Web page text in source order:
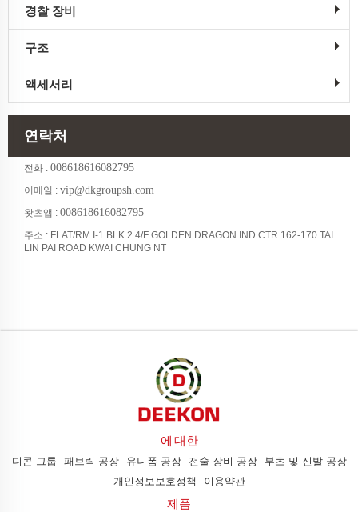
경찰 장비
구조
액세서리
연락처
전화 : 008618616082795
이메일 : vip@dkgroupsh.com
왓츠앱 : 008618616082795
주소 : FLAT/RM I-1 BLK 2 4/F GOLDEN DRAGON IND CTR 162-170 TAI
LIN PAI ROAD KWAI CHUNG NT
에 대한
디콘 그룹 패브릭 공장 유니폼 공장 전술 장비 공장
부츠 및 신발 공장
개인정보보호정책
이용약관
제품